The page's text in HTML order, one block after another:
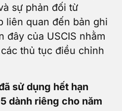
sự phản đối từ
liên quan đến bản ghi
đây của USCIS nhằm
thủ tục điều chỉnh
sử dụng hết hạn
dành riêng cho năm